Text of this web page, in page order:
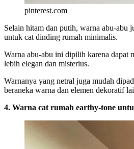
pinterest.com
Selain hitam dan putih, warna abu-abu
untuk cat dinding rumah minimalis.
Warna abu-abu ini dipilih karena dapat
lebih elegan dan misterius.
Warnanya yang netral juga mudah
beraneka warna dan elemen dekoratif
4. Warna cat rumah earthy-tone